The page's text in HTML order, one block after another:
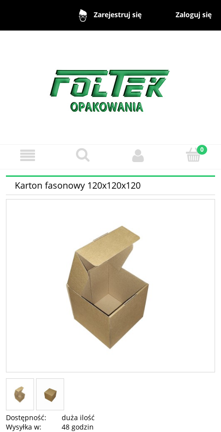
Zarejestruj się Zaloguj się
Karton fasonowy 120x120x120
Dostępność:
duża ilość
Wysyłka w:
48 godzin